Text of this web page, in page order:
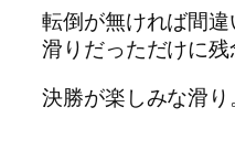
転倒が無ければ間
滑りだっただけに残
決勝が楽しみな滑り。